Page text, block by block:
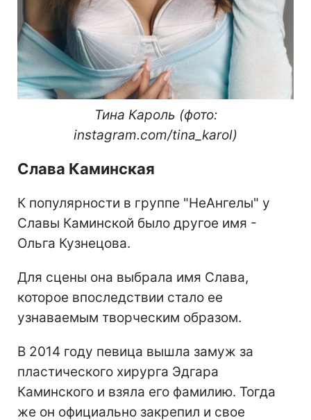
Тина Кароль (фото:
instagram.com/tina_karol)
Слава Каминская
К популярности в группе "НеАнгелы" у
Славы Каминской было другое имя -
Ольга Кузнецова.
Для сцены она выбрала имя Слава,
которое впоследствии стало ее
узнаваемым творческим образом.
В 2014 году певица вышла замуж за
пластического хирурга Эдгара
Каминского и взяла его фамилию. Тогда
же он официально закрепил и свое